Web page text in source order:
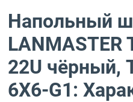
Напольный
LANMASTER
22U чёрный,
6X6-G1: